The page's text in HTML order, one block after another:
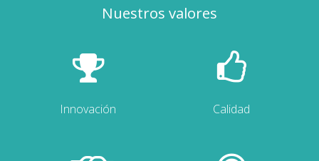
Nuestros valores
Innovación Calidad